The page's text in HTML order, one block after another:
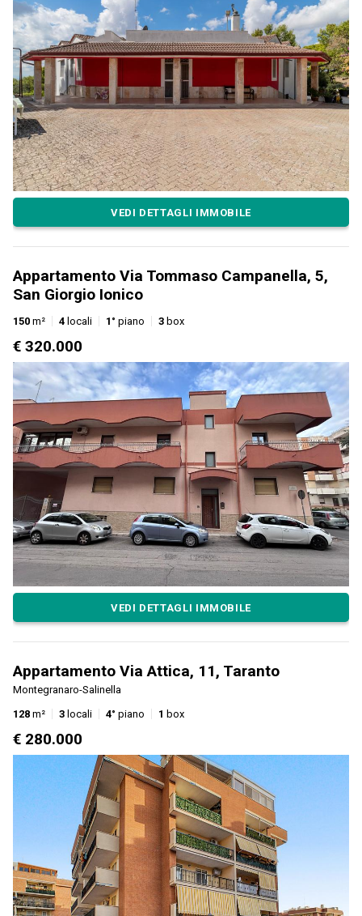
VEDI DETTAGLI IMMOBILE
Appartamento Via Tommaso Campanella, 5,
San Giorgio Ionico
150 m² 4 locali 1° piano 3 box
€ 320.000
VEDI DETTAGLI IMMOBILE
Appartamento Via Attica, 11, Taranto
Montegranaro-Salinella
128 m² 3 locali 4° piano 1 box
€ 280.000